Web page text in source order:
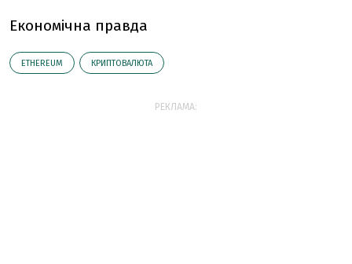
Економічна правда
ETHEREUM КРИПТОВАЛЮТА
РЕКЛАМА: